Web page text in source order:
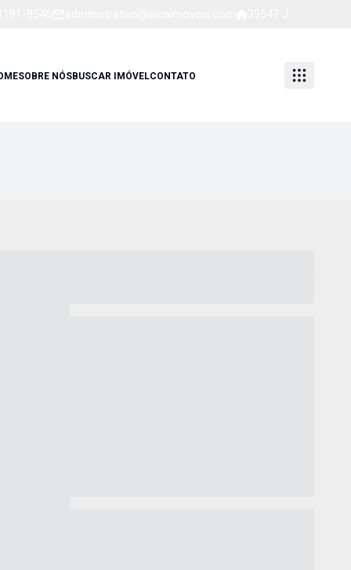
SOBRE NÓSBUSCAR IMÓVELCONTATO